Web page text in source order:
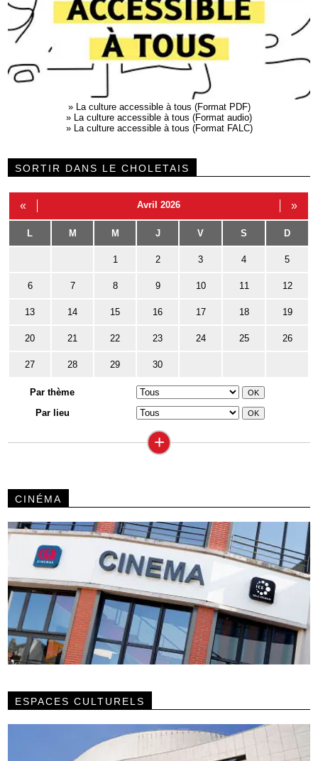
» La culture accessible à tous (Format PDF)
» La culture accessible à tous (Format audio)
» La culture accessible à tous (Format FALC)
SORTIR DANS LE CHOLETAIS
« Avril 2026 »
L M M J V S D
1 2 3 4 5
6 7 8 9 10 11 12
13 14 15 16 17 18 19
20 21 22 23 24 25 26
27 28 29 30
Par thème
Par lieu
+
CINÉMA
ESPACES CULTURELS